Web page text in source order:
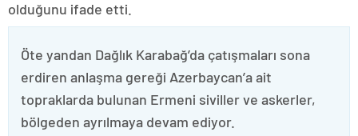
olduğunu ifade etti.
Öte yandan Dağlık Karabağ’da çatışmaları sona
erdiren anlaşma gereği Azerbaycan’a ait
topraklarda bulunan Ermeni siviller ve askerler,
bölgeden ayrılmaya devam ediyor.